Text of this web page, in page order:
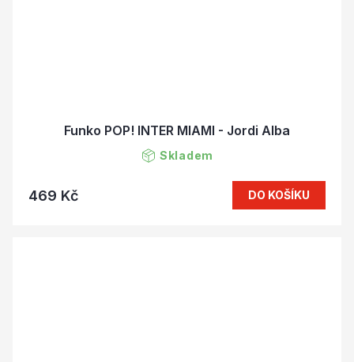
Funko POP! INTER MIAMI - Jordi Alba
Skladem
469 Kč DO KOŠÍKU